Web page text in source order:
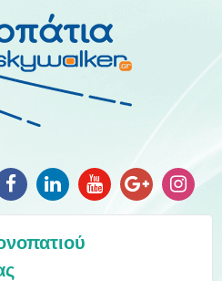
Καινοτομίας
Τοπικής Ανάπτυξης